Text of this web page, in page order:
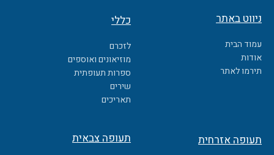
e
b
o
o
k
ניווט באתר
עמוד הבית
אודות
תירמו לאתר
כללי
לזכרם
מוזיאונים ואוספים
ספרות תעופתית
שירים
תאריכים
תעופה אזרחית תעופה צבאית